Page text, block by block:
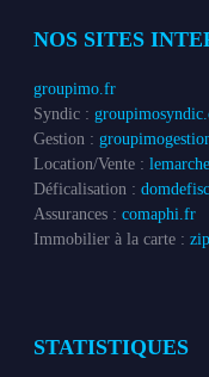
NOS SITES
groupimo.fr
Syndic :
Gestion :
Location/Vente :
Déficalisation :
Assurances :comaphi.fr
Immobilier à la carte :
STATISTIQUES